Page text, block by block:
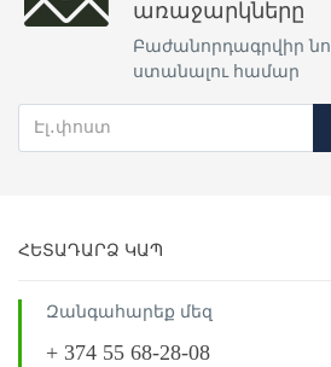
առաջարկները
Բաժանորդագրվիր
ստանալու համար
ՀԵՏԱԴԱՐՁ ԿԱՊ
Զանգահարեք մեզ
+ 374 55 68-28-08